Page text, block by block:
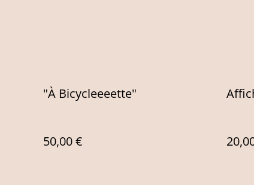
"À Bicycleeeette"
50,00 €